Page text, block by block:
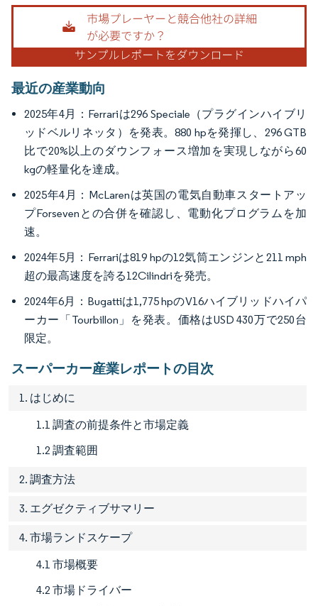
画像 © Mordor Intelligence。再利用にはCC BY 4.0の表示が必要です。
最近の産業動向
2025年4月：Ferrariは296 Speciale（プラグインハイブリ
ッドベルリネッタ）を発表。880 hpを発揮し、296 GTB
比で20%以上のダウンフォース増加を実現しながら60
kgの軽量化を達成。
2025年4月：McLarenは英国の電気自動車スタートアッ
プForsevenとの合併を確認し、電動化プログラムを加
速。
2024年5月：Ferrariは819 hpの12気筒エンジンと211 mph
超の最高速度を誇る12Cilindriを発売。
2024年6月：Bugattiは1,775 hpのV16ハイブリッドハイパ
ーカー「Tourbillon」を発表。価格はUSD 430万で250台
限定。
スーパーカー産業レポートの目次
1. はじめに
1.1 調査の前提条件と市場定義
1.2 調査範囲
2. 調査方法
3. エグゼクティブサマリー
4. 市場ランドスケープ
4.1 市場概要
4.2 市場ドライバー